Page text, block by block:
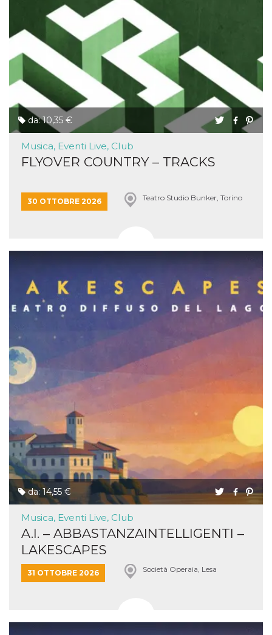
da: 10,35 €
Musica, Eventi Live, Club
FLYOVER COUNTRY – TRACKS
30 OTTOBRE 2026 Teatro Studio Bunker, Torino
da: 14,55 €
Musica, Eventi Live, Club
A.I. – ABBASTANZAINTELLIGENTI –
LAKESCAPES
31 OTTOBRE 2026 Società Operaia, Lesa